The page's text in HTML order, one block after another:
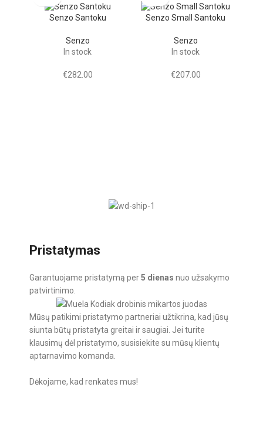
Senzo Santoku
Senzo
In stock
€282.00
Senzo Small Santoku
Senzo
In stock
€207.00
Pristatymas
Garantuojame pristatymą per5 dienas nuo užsakymo
patvirtinimo.
Mūsų patikimi pristatymo partneriai užtikrina, kad jūsų
siunta būtų pristatyta greitai ir saugiai. Jei turite
klausimų dėl pristatymo, susisiekite su mūsų klientų
aptarnavimo komanda.
Dėkojame, kad renkates mus!